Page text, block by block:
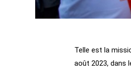
Telle est la
août 2023, dans